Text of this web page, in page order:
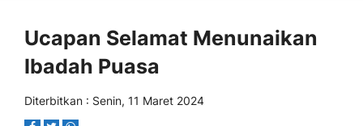
Ucapan Selamat Menunaikan
Ibadah Puasa
Diterbitkan : Senin, 11 Maret 2024